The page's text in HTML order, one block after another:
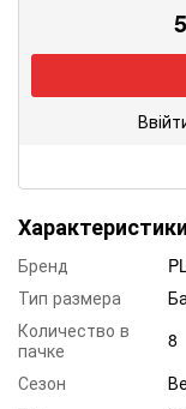
Характеристики
Бренд
Тип размера
Количество в
пачке
8
Сезон